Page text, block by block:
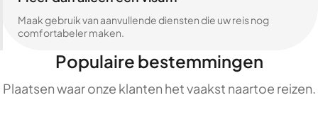
Maak gebruik van aanvullende diensten die uw reis nog
comfortabeler maken.
Populaire bestemmingen
Plaatsen waar onze klanten het vaakst naartoe reizen.